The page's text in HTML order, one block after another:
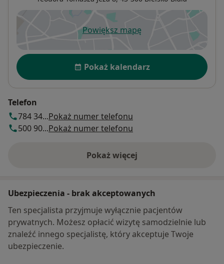
Powiększ mapęotwiera się w nowej karcie
Dostępność
Pokaż kalendarz
Telefon
784 34...Pokaż numer telefonu
500 90...Pokaż numer telefonu
Pokaż więcej
o adresie
Ubezpieczenia - brak akceptowanych
Ten specjalista przyjmuje wyłącznie pacjentów
prywatnych. Możesz opłacić wizytę samodzielnie lub
znaleźć innego specjalistę, który akceptuje Twoje
ubezpieczenie.